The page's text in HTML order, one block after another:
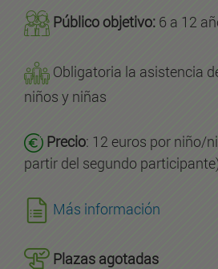
Público objetivo: 6 a 12
Obligatoria la asistencia
niños y niñas
Precio: 12 euros por niño/
partir del segundo
Más información
Plazas agotadas